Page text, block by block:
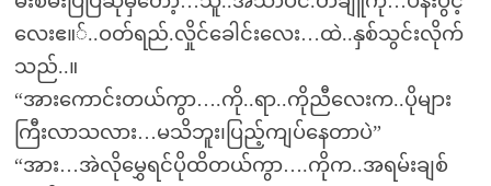
လေးဧ။်..ဝတ်ရည်.လှိုင်ခေါင်းလေး…ထဲ..နှစ်သွင်းလိုက်
သည်..။
“အားကောင်းတယ်ကွာ….ကို..ရာ..ကိုညီလေးက..ပိုများ
ကြီးလာသလား…မသိဘူး၊ပြည့်ကျပ်နေတာပဲ”
“အား…အဲလိုမွှေရင်ပိုထိတယ်ကွာ….ကိုက..အရမ်းချစ်